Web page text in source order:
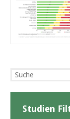
Studien